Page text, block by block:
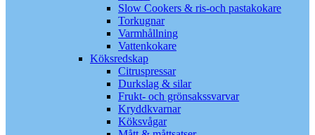
Slow Cookers & ris-och pastakokare
Torkugnar
Varmhållning
Vattenkokare
Köksredskap
Citruspressar
Durkslag & silar
Frukt- och grönsakssvarvar
Kryddkvarnar
Köksvågar